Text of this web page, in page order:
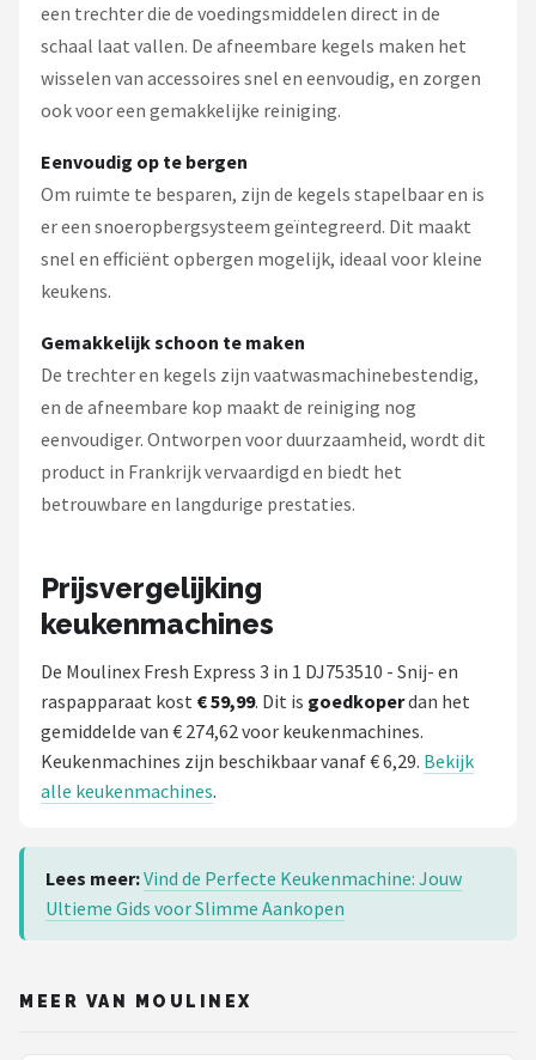
een trechter die de voedingsmiddelen direct in de
schaal laat vallen. De afneembare kegels maken het
wisselen van accessoires snel en eenvoudig, en zorgen
ook voor een gemakkelijke reiniging.
Eenvoudig op te bergen
Om ruimte te besparen, zijn de kegels stapelbaar en is
er een snoeropbergsysteem geïntegreerd. Dit maakt
snel en efficiënt opbergen mogelijk, ideaal voor kleine
keukens.
Gemakkelijk schoon te maken
De trechter en kegels zijn vaatwasmachinebestendig,
en de afneembare kop maakt de reiniging nog
eenvoudiger. Ontworpen voor duurzaamheid, wordt dit
product in Frankrijk vervaardigd en biedt het
betrouwbare en langdurige prestaties.
Prijsvergelijking
keukenmachines
De Moulinex Fresh Express 3 in 1 DJ753510 - Snij- en
raspapparaat kost € 59,99. Dit is goedkoperdan het
gemiddelde van € 274,62 voor keukenmachines.
Keukenmachines zijn beschikbaar vanaf € 6,29. Bekijk
alle keukenmachines.
Lees meer:Vind de Perfecte Keukenmachine: Jouw
Ultieme Gids voor Slimme Aankopen
MEER VAN MOULINEX